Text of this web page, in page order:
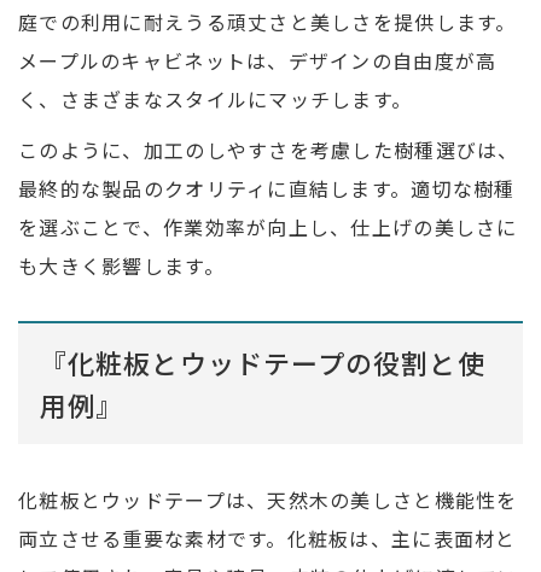
庭での利用に耐えうる頑丈さと美しさを提供します。
メープルのキャビネットは、デザインの自由度が高
く、さまざまなスタイルにマッチします。
このように、加工のしやすさを考慮した樹種選びは、
最終的な製品のクオリティに直結します。適切な樹種
を選ぶことで、作業効率が向上し、仕上げの美しさに
も大きく影響します。
『化粧板とウッドテープの役割と使
用例』
化粧板とウッドテープは、天然木の美しさと機能性を
両立させる重要な素材です。化粧板は、主に表面材と